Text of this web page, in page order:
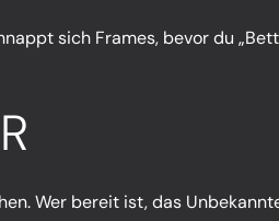
sich Frames, bevor du
Wer bereit ist, das